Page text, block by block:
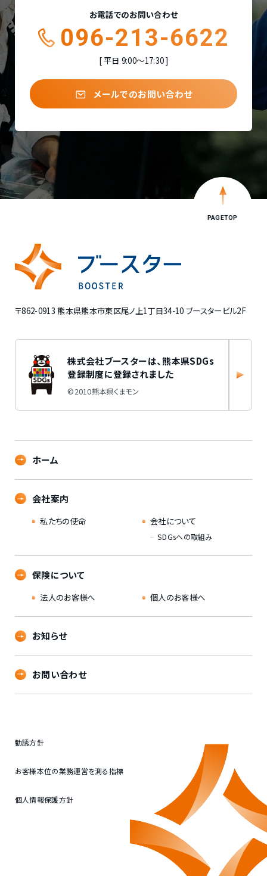
お電話でのお問い合わせ
096-213-6622
平日 9:00〜17:30
メールでのお問い合わせ
PAGETOP
〒862-0913 熊本県熊本市東区尾ノ上1丁目34-10 ブースタービル2F
株式会社ブースターは、熊本県SDGs
登録制度に登録されました
©2010熊本県くまモン
ホーム
会社案内
私たちの使命 会社について
SDGsへの取組み
保険について
法人のお客様へ 個人のお客様へ
お知らせ
お問い合わせ
勧誘方針
お客様本位の業務運営を測る指標
個人情報保護方針